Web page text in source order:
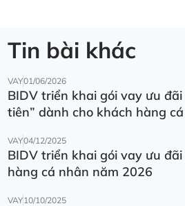
Tin bài khác
VAY01/06/2026
BIDV triển khai gói vay ưu
tiên” dành cho khách hàng
VAY04/12/2025
BIDV triển khai gói vay ưu
hàng cá nhân năm 2026
VAY10/10/2025